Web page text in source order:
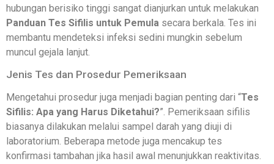
hubungan berisiko tinggi sangat dianjurkan untuk melakukan
Panduan Tes Sifilis untuk Pemula secara berkala. Tes ini
membantu mendeteksi infeksi sedini mungkin sebelum
muncul gejala lanjut.
Jenis Tes dan Prosedur Pemeriksaan
Mengetahui prosedur juga menjadi bagian penting dari “Tes
Sifilis: Apa yang Harus Diketahui?”. Pemeriksaan sifilis
biasanya dilakukan melalui sampel darah yang diuji di
laboratorium. Beberapa metode juga mencakup tes
konfirmasi tambahan jika hasil awal menunjukkan reaktivitas.